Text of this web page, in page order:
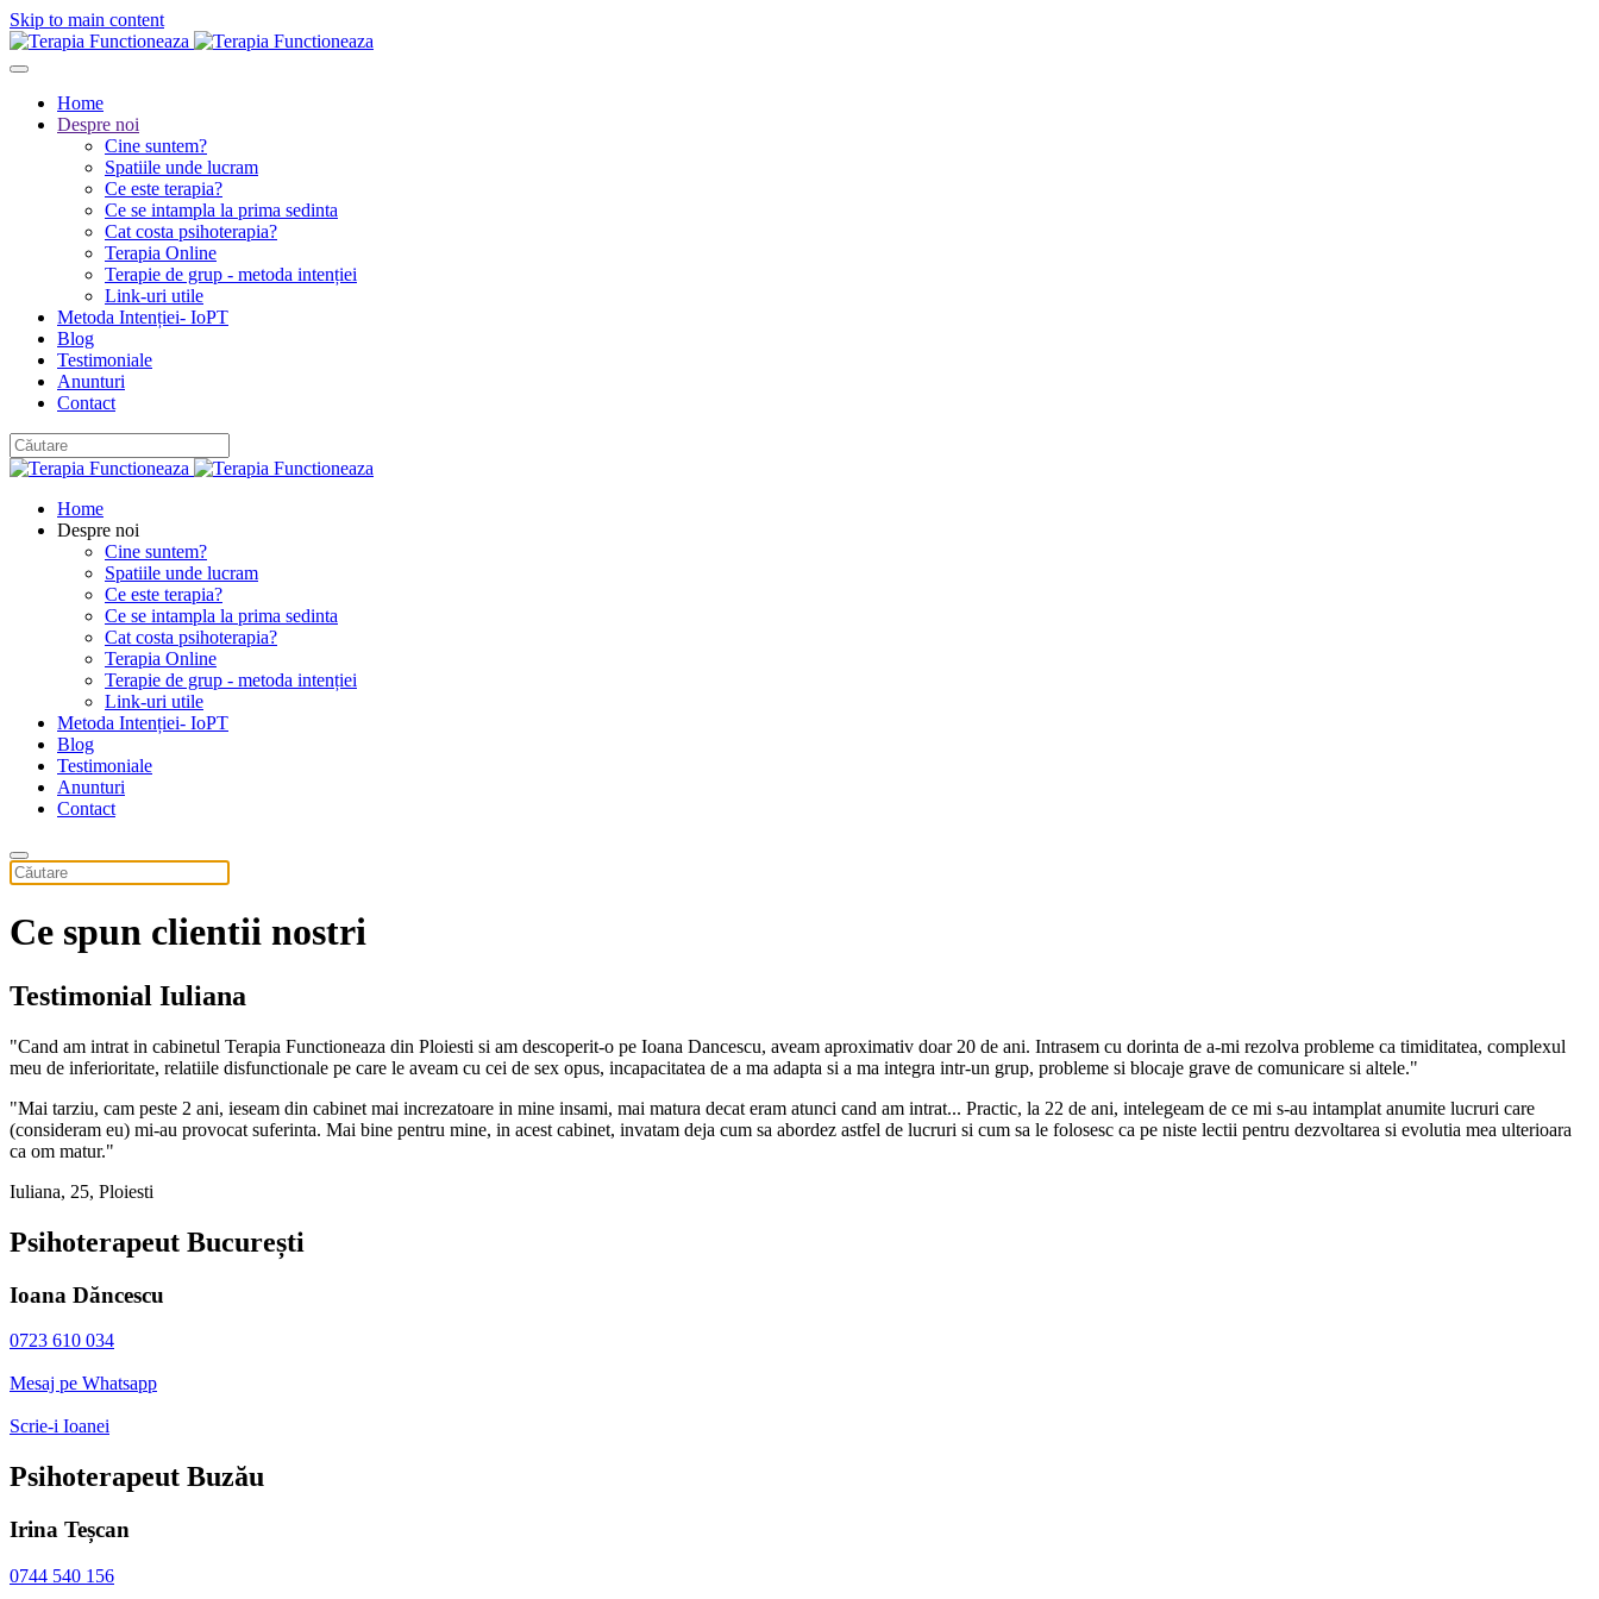
Skip to main content
Home
Despre noi
Cine suntem?
Spatiile unde lucram
Ce este terapia?
Ce se intampla la prima sedinta
Cat costa psihoterapia?
Terapia Online
Terapie de grup - metoda intenției
Link-uri utile
Metoda Intenției- IoPT
Blog
Testimoniale
Anunturi
Contact
Home
Despre noi
Cine suntem?
Spatiile unde lucram
Ce este terapia?
Ce se intampla la prima sedinta
Cat costa psihoterapia?
Terapia Online
Terapie de grup - metoda intenției
Link-uri utile
Metoda Intenției- IoPT
Blog
Testimoniale
Anunturi
Contact
Ce spun clientii nostri
Testimonial Iuliana
Cand am intrat in cabinetul Terapia Functioneaza din Ploiesti si am descoperit-o pe Ioana Dancescu, aveam aproximativ doar 20 de ani. Intrasem cu dorinta de a-mi rezolva probleme ca timiditatea, complexul
meu de inferioritate, relatiile disfunctionale pe care le aveam cu cei de sex opus, incapacitatea de a ma adapta si a ma integra intr-un grup, probleme si blocaje grave de comunicare si altele.
Mai tarziu, cam peste 2 ani, ieseam din cabinet mai increzatoare in mine insami, mai matura decat eram atunci cand am intrat... Practic, la 22 de ani, intelegeam de ce mi s-au intamplat anumite lucruri care
(consideram eu) mi-au provocat suferinta. Mai bine pentru mine, in acest cabinet, invatam deja cum sa abordez astfel de lucruri si cum sa le folosesc ca pe niste lectii pentru dezvoltarea si evolutia mea ulterioara
ca om matur.
Iuliana, 25, Ploiesti
Psihoterapeut București
Ioana Dăncescu
0723 610 034
Mesaj pe Whatsapp
Scrie-i Ioanei
Psihoterapeut Buzău
Irina Teșcan
0744 540 156